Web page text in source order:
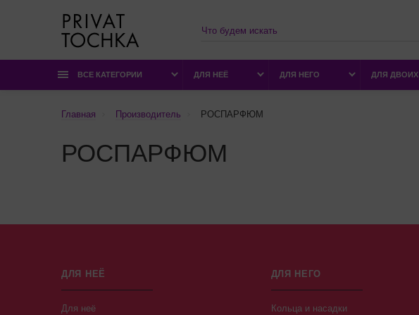
ВСЕ КАТЕГОРИИ ДЛЯ НЕЁ ДЛЯ НЕГО ДЛЯ ДВОИХ
Главная Производитель РОСПАРФЮМ
РОСПАРФЮМ
ДЛЯ НЕЁ
Для неё
ДЛЯ НЕГО
Кольца и насадки